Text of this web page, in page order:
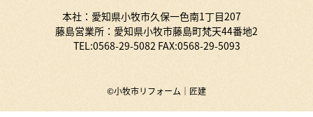
本社：愛知県小牧市久保一色南1丁目207
藤島営業所：愛知県小牧市藤島町梵天44番地2
TEL:0568-29-5082 FAX:0568-29-5093
©小牧市リフォーム｜匠建